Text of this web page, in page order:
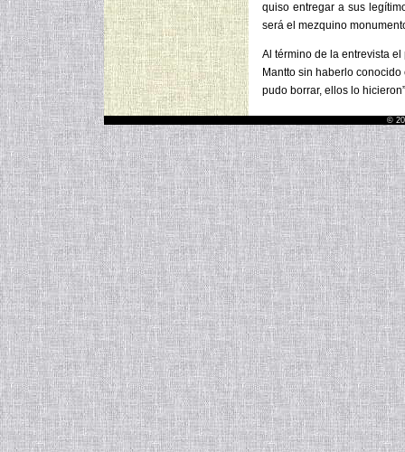
quiso entregar a sus
será el mezquino
Al término de la entrevista
Mantto sin haberlo
pudo borrar, ellos lo
©